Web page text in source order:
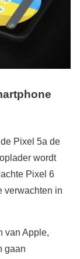
Pixel 5a de
wordt
Pixel 6
verwachten in
van Apple,
gaan